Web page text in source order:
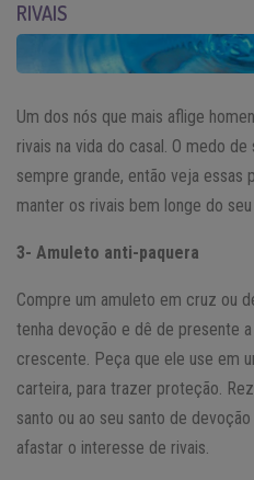
RIVAIS
Um dos nós que mais aflige
rivais na vida do casal. O medo
sempre grande, então veja essas
manter os rivais bem longe do
3- Amuleto anti-paquera
Compre um amuleto em cruz ou
tenha devoção e dê de presente
crescente. Peça que ele use em
carteira, para trazer proteção.
santo ou ao seu santo de
afastar o interesse de rivais.